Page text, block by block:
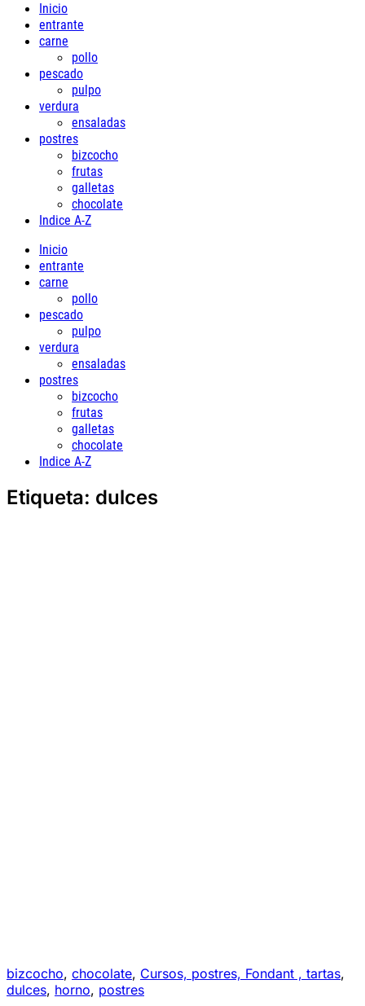
Inicio
entrante
carne
pollo
pescado
pulpo
verdura
ensaladas
postres
bizcocho
frutas
galletas
chocolate
Indice A-Z
Inicio
entrante
carne
pollo
pescado
pulpo
verdura
ensaladas
postres
bizcocho
frutas
galletas
chocolate
Indice A-Z
Etiqueta: dulces
bizcocho, chocolate, Cursos, postres, Fondant , tartas,
dulces, horno, postres